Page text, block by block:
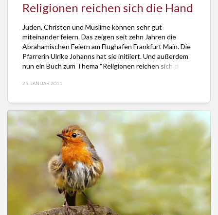
Religionen reichen sich die Hand
Juden, Christen und Muslime können sehr gut
miteinander feiern. Das zeigen seit zehn Jahren die
Abrahamischen Feiern am Flughafen Frankfurt Main. Die
Pfarrerin Ulrike Johanns hat sie initiiert. Und außerdem
nun ein Buch zum Thema “Religionen reichen sich die
anschaulich den Sinn dieser Feiern. Abrahamische Feiern
25. JANUAR 2011